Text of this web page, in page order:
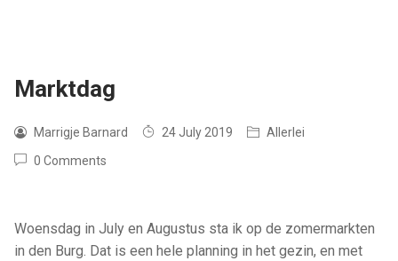
Marktdag
Marrigje Barnard 24 July 2019
Allerlei
0 Comments
Woensdag in July en Augustus sta ik op de zomermarkten
in den Burg. Dat is een hele planning in het gezin, en met